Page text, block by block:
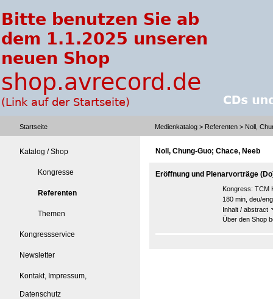
Startseite Medienkatalog > Referenten > Noll,
Katalog / Shop
Kongresse
Referenten
Themen
Kongressservice
Newsletter
Kontakt, Impressum,
Datenschutz
Noll, Chung-Guo; Chace, Neeb
Eröffnung und Plenarvorträge
Kongress: TCM
180 min, deu/eng
Inhalt / abstract
Über den Shop